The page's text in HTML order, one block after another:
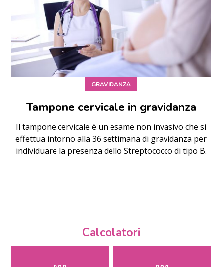
GRAVIDANZA
Tampone cervicale in gravidanza
Il tampone cervicale è un esame non invasivo che si
effettua intorno alla 36 settimana di gravidanza per
individuare la presenza dello Streptococco di tipo B.
Calcolatori